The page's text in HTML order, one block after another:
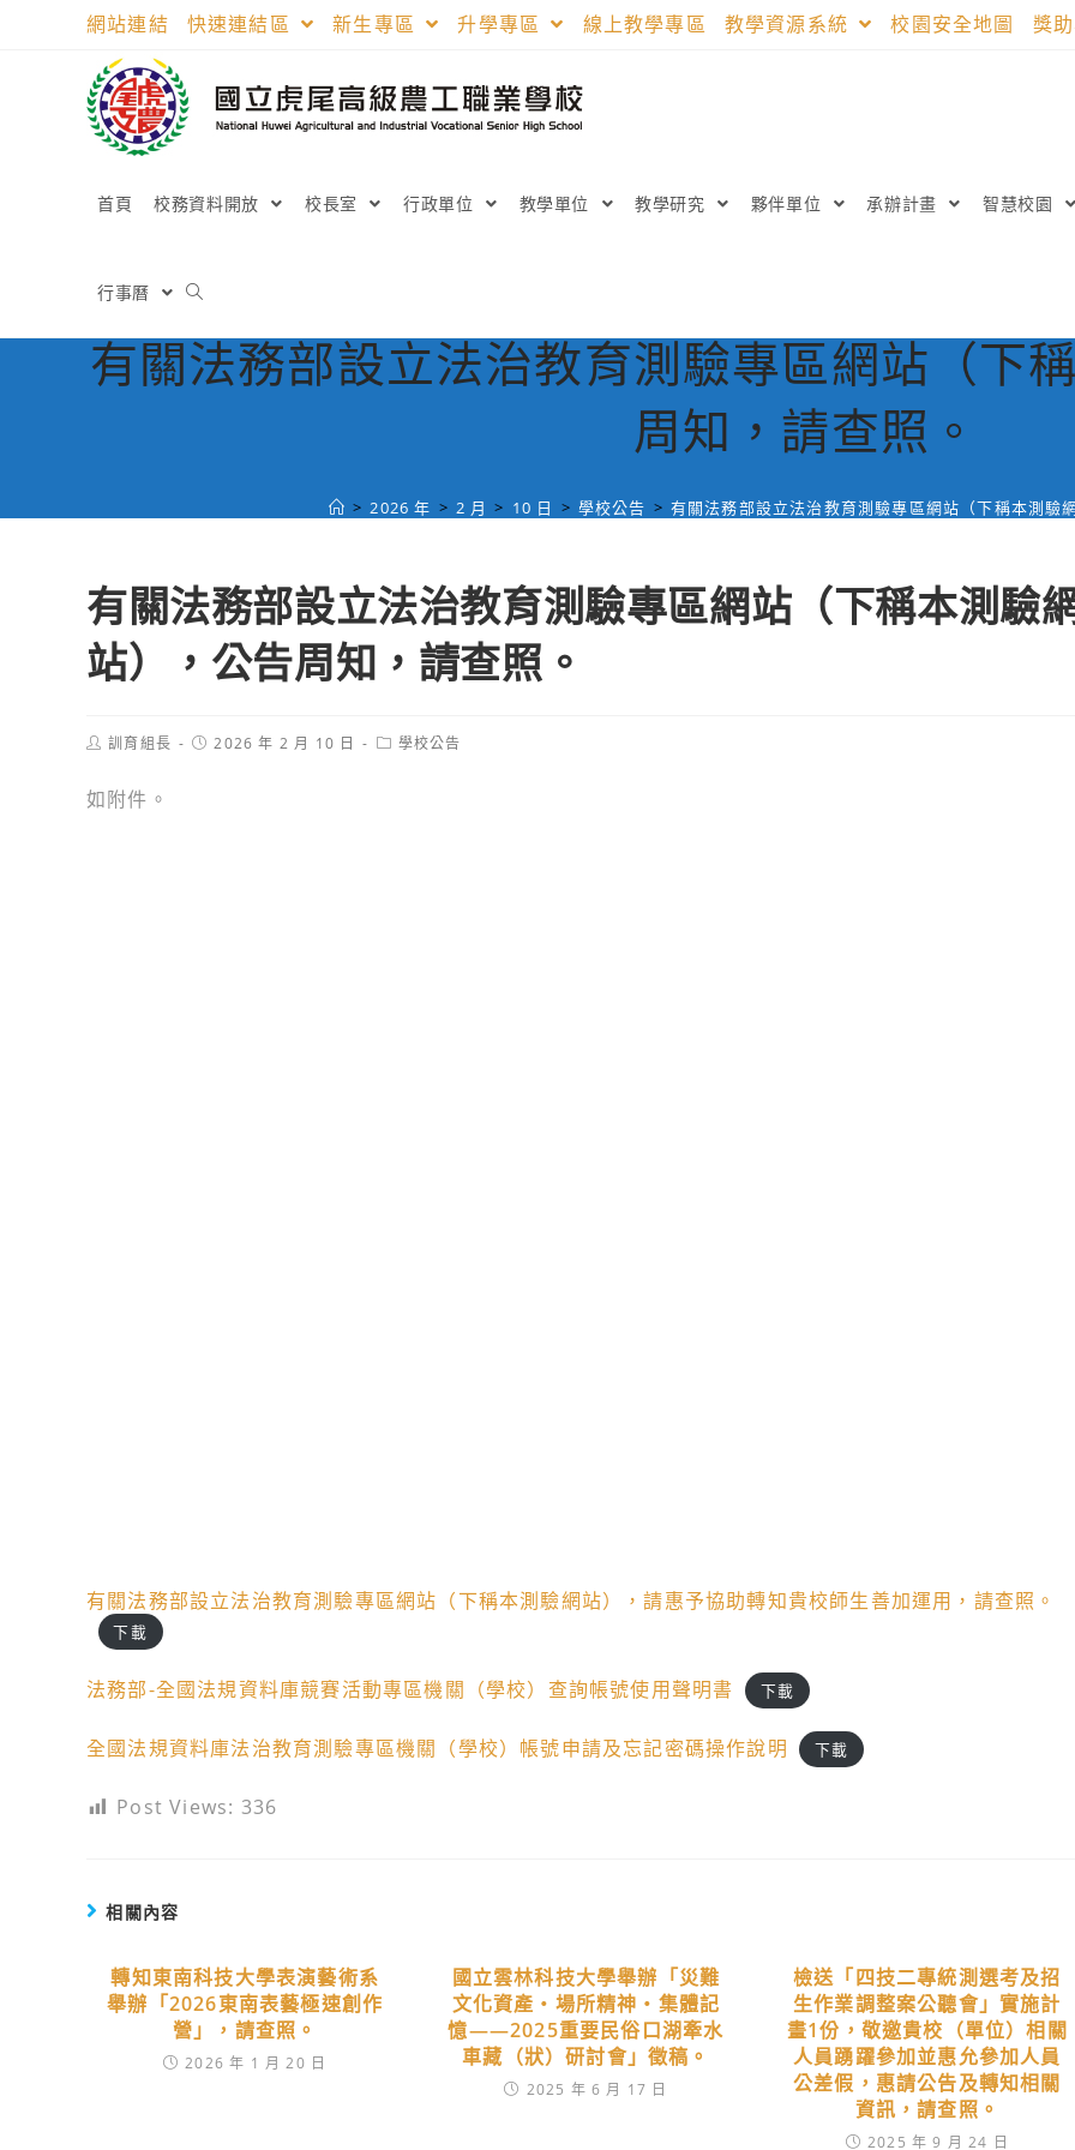
網站連結 快速連結區 新生專區 升學專區 線上教學專區 教學資源系統 校園安全地圖 獎
首頁 校務資料開放 校長室 行政單位 教學單位 教學研究 夥伴單位 承辦計畫 智慧校園
行事曆
有關法務部設立法治教育測驗專區網站（下
周知，請查照。
> 2026 年 > 2 月 > 10 日 > 學校公告 > 有關法務部設立法治教育測驗專區網站（下稱本測驗
有關法務部設立法治教育測驗專區網站（下稱本測驗
站），公告周知，請查照。
Post訓育組長
Post2026 年 2 月 10 日
Post學校公告
如附件。
有關法務部設立法治教育測驗專區網站（下稱本測驗網站），請惠予協助轉知貴校師生善加運用，請查照。
下載
法務部-全國法規資料庫競賽活動專區機關（學校）查詢帳號使用聲明書 下載
全國法規資料庫法治教育測驗專區機關（學校）帳號申請及忘記密碼操作說明 下載
Post Views: 336
相關內容
轉知東南科技大學表演藝術系
舉辦「2026東南表藝極速創作
營」，請查照。
2026 年 1 月 20 日
國立雲林科技大學舉辦「災難
文化資產‧場所精神‧集體記
憶——2025重要民俗口湖牽水
車藏（狀）研討會」徵稿。
2025 年 6 月 17 日
檢送「四技二專統測選考及招
生作業調整案公聽會」實施計
畫1份，敬邀貴校（單位）相關
人員踴躍參加並惠允參加人員
公差假，惠請公告及轉知相關
資訊，請查照。
2025 年 9 月 24 日